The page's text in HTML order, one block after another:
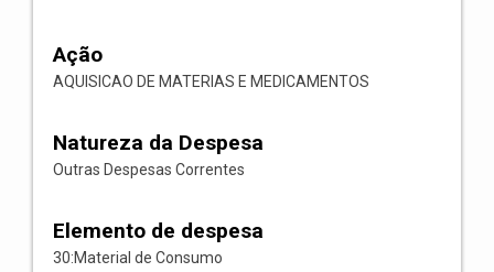
Ação
AQUISICAO DE MATERIAS E MEDICAMENTOS
Natureza da Despesa
Outras Despesas Correntes
Elemento de despesa
30:Material de Consumo